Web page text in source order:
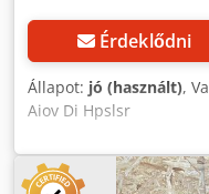
Érdeklődni
Állapot: jó (használt),
Aiov Di Hpslsr